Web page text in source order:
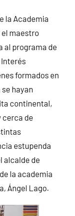
la Academia
maestro
al programa de
formados en
hayan
continental,
cerca de
estupenda
alcalde de
la academia
Ángel Lago.